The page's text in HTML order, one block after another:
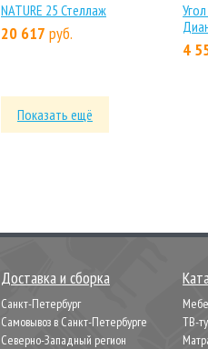
NATURE 25 Стеллаж
20 617 руб.
4
Показать ещё
Доставка и сборка
Санкт-Петербург
Самовывоз в Санкт-Петербурге
Северно-Западный регион
ТВ-